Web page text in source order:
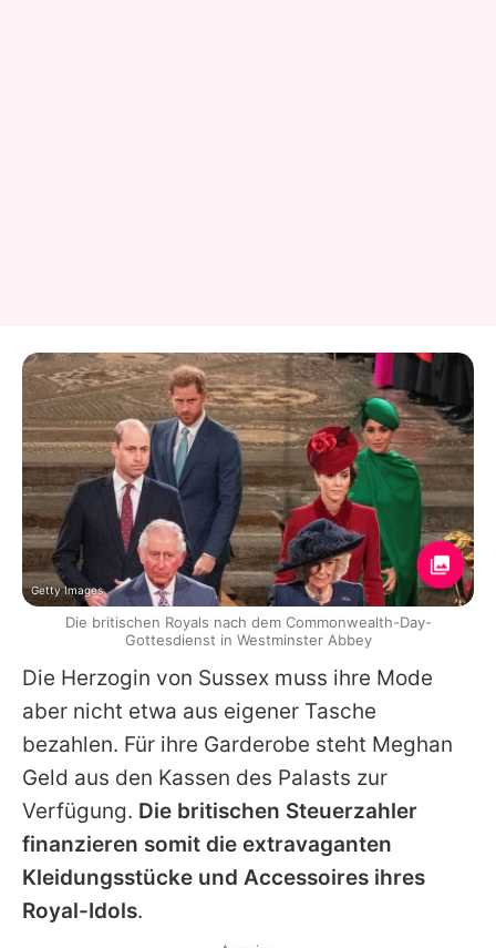
Die Herzogin von Sussex muss ihre Mode
aber nicht etwa aus eigener Tasche
bezahlen. Für ihre Garderobe steht Meghan
Geld aus den Kassen des Palasts zur
Verfügung. Die britischen Steuerzahler
finanzieren somit die extravaganten
Kleidungsstücke und Accessoires ihres
Royal-Idols.
Getty Images
Die britischen Royals nach dem Commonwealth-Day-
Gottesdienst in Westminster Abbey